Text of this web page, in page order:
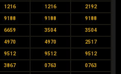
1216 1216 2192
9188 9188 9188
6659 3504 3504
4970 4970 2517
9512 9512 9512
3867 0763 0763